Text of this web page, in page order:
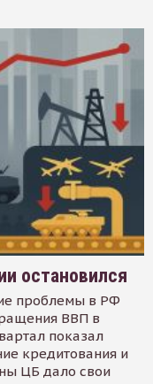
остановился
проблемы в РФ
ВВП в
показал
кредитования и
ЦБ дало свои